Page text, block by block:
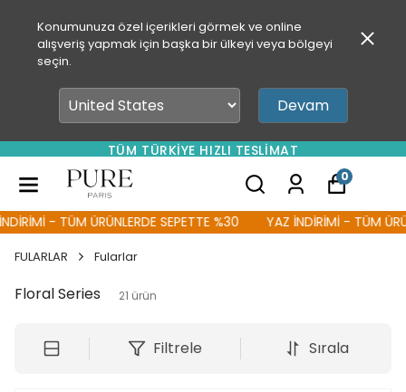
Konumunuza özel içerikleri görmek ve online
alışveriş yapmak için başka bir ülkeyi veya bölgeyi
seçin.
Devam
TÜM TÜRKİYE HIZLI TESLİMAT
0
- TÜM ÜRÜNLERDE SEPETTE %30 YAZ İNDİRİMİ - TÜM
FULARLAR Fularlar
Floral Series 21 ürün
Filtrele Sırala